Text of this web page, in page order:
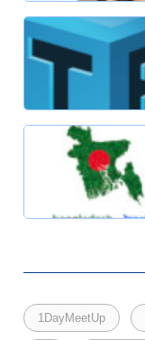
1DayMeetUp